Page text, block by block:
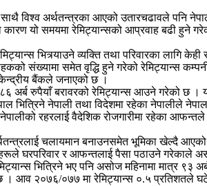
विश्व अर्थतन्त्रका आएको उतारचढावले पनि
यो समयमा रेमिट्यान्सको आप्रवाह बढी हुने
भित्र्याउने व्यक्ति तथा परिवारका लागि
संख्यामा समेत वृद्धि हुने गरेको रेमिट्यान्स
बैंकले जनाएको छ ।
८६ अर्ब रुपैयाँ बरावरको रेमिट्यान्स आउने गरेको छ
नेपाली तथा विदेशमा रहेका नेपालीले
रहरलाई वैदेशिक रोजगारीमा रहेका
चलायमान बनाउनसमेत भूमिका खेल्दै
घरपरिवार र आफन्तलाई पैसा पठाउने गरेकाले
भित्रिने भए पनि असोज महिनामा मात्र ९३
छ । आव २०७६/०७७ मा रेमिट्यान्स ०.५ प्रतिशतले